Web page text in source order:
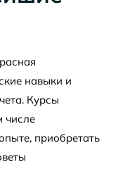
навыки и
Курсы
числе
приобретать